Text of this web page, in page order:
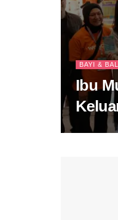
BAYI &
Ibu